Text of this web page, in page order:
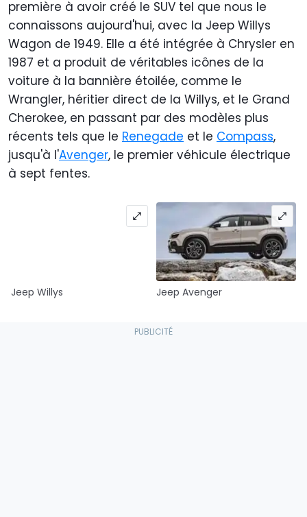
première à avoir créé le SUV tel que nous le
connaissons aujourd'hui, avec la Jeep Willys
Wagon de 1949. Elle a été intégrée à Chrysler en
1987 et a produit de véritables icônes de la
voiture à la bannière étoilée, comme le
Wrangler, héritier direct de la Willys, et le Grand
Cherokee, en passant par des modèles plus
récents tels que le Renegade et le Compass,
jusqu'à l'Avenger, le premier véhicule électrique
à sept fentes.
Jeep Willys Jeep Avenger